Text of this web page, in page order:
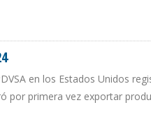
en los Estados Unidos
por primera vez exportar